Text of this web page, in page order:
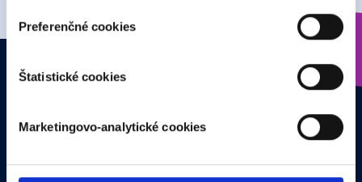
Viac informácií o tom, ako sa spracúvajú vaše osobné
môžete kedykoľvek zmeniť alebo odvolať cez Vyhlásenie
Naša webstránka používa cookies. Aktívnym
štatistických a marketingovo-analytických cookies na
Preferenčné cookies
Štatistické cookies
Marketingovo-analytické cookies
Štúdio
02 / 577 87 111 info@funradio.sk